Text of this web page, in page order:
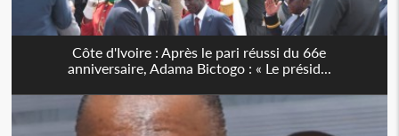
Côte d'Ivoire : Après le pari réussi du 66e
anniversaire, Adama Bictogo : « Le présid...